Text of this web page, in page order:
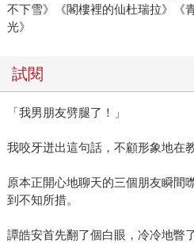
不下雪》《閣樓裡的仙杜瑞拉》《
光》
試閱
「我男朋友劈腿了！」
我咬牙迸出這句話，不顧形象地在
原本正開心地聊天的三個朋友瞬間
到不知所措。
譚皓安首先翻了個白眼，冷冷地瞥